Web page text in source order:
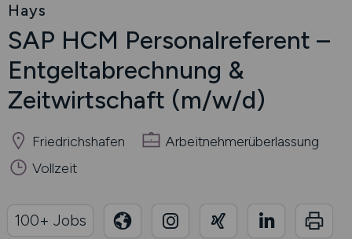
Hays
SAP HCM Personalreferent –
Entgeltabrechnung &
Zeitwirtschaft (m/w/d)
Friedrichshafen
Arbeitnehmerüberlassung
Vollzeit
100+ Jobs